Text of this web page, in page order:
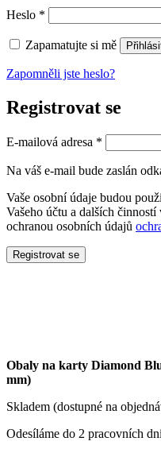
Heslo *
Zapamatujte si mě
Zapomněli jste heslo?
Registrovat se
E-mailová adresa *
Na váš e-mail bude zaslán
Vaše osobní údaje budou
Vašeho účtu a dalších
ochranou osobních údajů
Registrovat se
Obaly na karty Diamond
mm)
Skladem (dostupné na
Odesíláme do 2 pracovních